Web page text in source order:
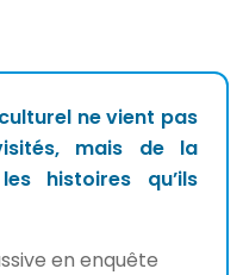
ne vient pas
mais de la
histoires qu’ils
en enquête